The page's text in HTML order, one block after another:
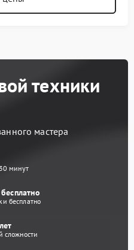
техники
мастера
минут
бесплатно
сложности